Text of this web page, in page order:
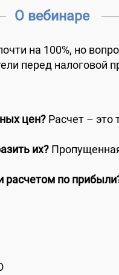
О вебинаре
на 100%, но
перед налоговой
цен? Расчет – это
их?
расчетом по